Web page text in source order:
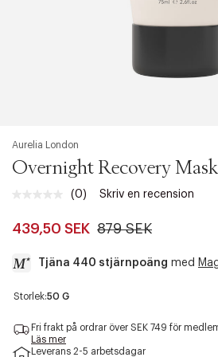
Aurelia London
Overnight Recovery
Inget
Länk
sida.
(0) Skriv en recension
439,50 SEK 879 SEK
Tjäna 440 stjärnpoäng med
a
c
Storlek:50 G
Fri frakt på ordrar över SEK 749 för
Läs mer
Leverans 2-5 arbetsdagar